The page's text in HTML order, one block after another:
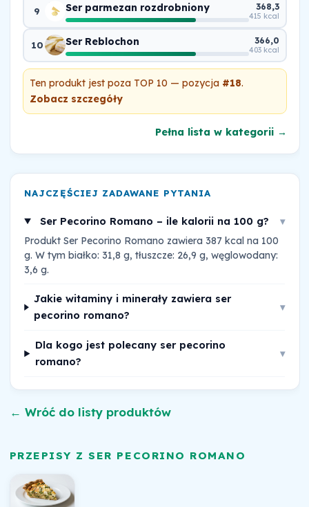
9 Ser parmezan rozdrobniony 368,3
415 kcal
10 Ser Reblochon 366,0
403 kcal
Ten produkt jest poza TOP 10 — pozycja #18.
Zobacz szczegóły
Pełna lista w kategorii →
NAJCZĘŚCIEJ ZADAWANE PYTANIA
Ser Pecorino Romano – ile kalorii na 100 g? ▾
Produkt Ser Pecorino Romano zawiera 387 kcal na 100
g. W tym białko: 31,8 g, tłuszcze: 26,9 g, węglowodany:
3,6 g.
Jakie witaminy i minerały zawiera ser
pecorino romano?
▾
Dla kogo jest polecany ser pecorino
romano?
▾
← Wróć do listy produktów
PRZEPISY Z SER PECORINO ROMANO